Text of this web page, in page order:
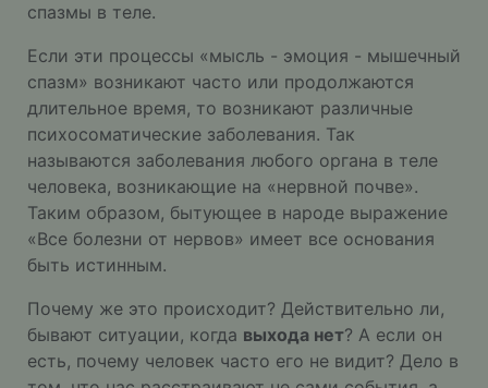
спазмы в теле.
Если эти процессы «мысль - эмоция - мышечный
спазм» возникают часто или продолжаются
длительное время, то возникают различные
психосоматические заболевания. Так
называются заболевания любого органа в теле
человека, возникающие на «нервной почве».
Таким образом, бытующее в народе выражение
«Все болезни от нервов» имеет все основания
быть истинным.
Почему же это происходит? Действительно ли,
бывают ситуации, когда выхода нет? А если он
есть, почему человек часто его не видит? Дело в